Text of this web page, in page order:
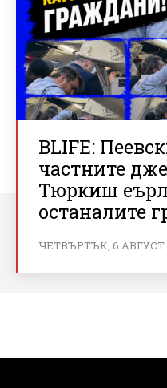
BLIFE:
частните
Тюркиш
останалите
ЧЕТВЪРТЪК, 6 АВГУСТ